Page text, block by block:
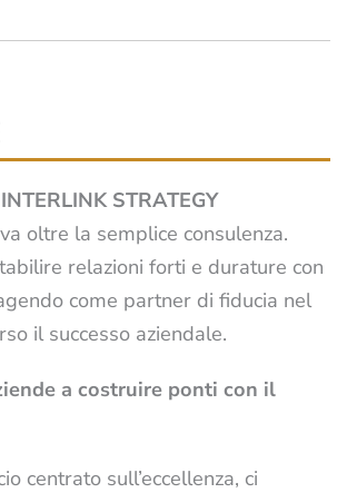
INTERLINK STRATEGY
va oltre la semplice consulenza.
relazioni forti e durature con
come partner di fiducia nel
il successo aziendale.
a costruire ponti con il
centrato sull’eccellenza, ci